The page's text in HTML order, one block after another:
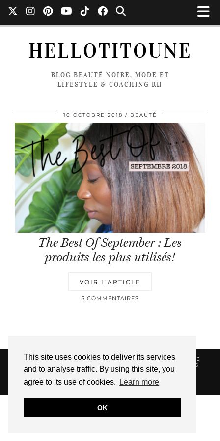
This site uses cookies to deliver its services
and to analyse traffic. By using this site, you
agree to its use of cookies.
Learn more
OK
HELLOTITOUNE
BLOG BEAUTÉ NOIRE, MODE ET
LIFESTYLE & COACHING RH
10 OCTOBRE 2018 BEAUTÉ
The Best Of September : Les
produits les plus utilisés!
VOIR L’ARTICLE
5 COMMENTAIRES
© 2026HELLOTITOUNE CONTACT
POLITIQUE DE
CONFIDENTIALITÉ
VUE DANS LA PRESSE
LIENS
AFFILIES
WEBSITE DESIGN BYpipdig